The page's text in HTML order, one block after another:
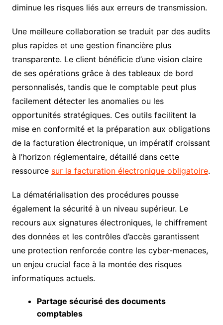
diminue les risques liés aux erreurs de transmission.
Une meilleure collaboration se traduit par des audits
plus rapides et une gestion financière plus
transparente. Le client bénéficie d’une vision claire
de ses opérations grâce à des tableaux de bord
personnalisés, tandis que le comptable peut plus
facilement détecter les anomalies ou les
opportunités stratégiques. Ces outils facilitent la
mise en conformité et la préparation aux obligations
de la facturation électronique, un impératif croissant
à l’horizon réglementaire, détaillé dans cette
ressource sur la facturation électronique obligatoire.
La dématérialisation des procédures pousse
également la sécurité à un niveau supérieur. Le
recours aux signatures électroniques, le chiffrement
des données et les contrôles d’accès garantissent
une protection renforcée contre les cyber-menaces,
un enjeu crucial face à la montée des risques
informatiques actuels.
Partage sécurisé des documents
comptables